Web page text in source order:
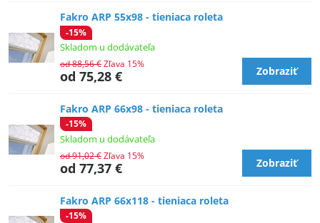
Fakro ARP 55x98 - tieniaca roleta
-15%
Skladom u dodávateľa
od 75,28 €
od 88,56 €Zľava 15%
Zobraziť
Fakro ARP 66x98 - tieniaca roleta
-15%
Skladom u dodávateľa
od 77,37 €
od 91,02 €Zľava 15%
Zobraziť
Fakro ARP 66x118 - tieniaca roleta
-15%